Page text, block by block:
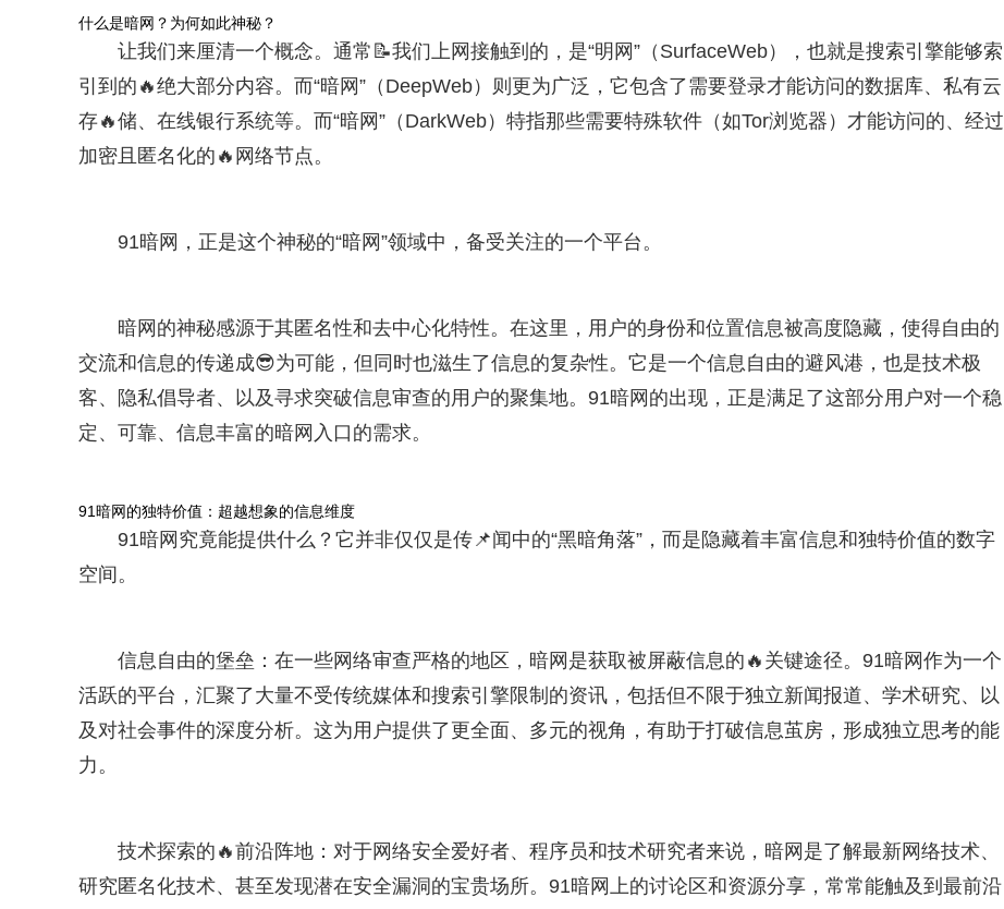
什么是暗网？为何如此神秘？
让我们来厘清一个概念。通常📝我们上网接触到的，是“明网”（SurfaceWeb），也就是搜索引擎能够索
引到的🔥绝大部分内容。而“暗网”（DeepWeb）则更为广泛，它包含了需要登录才能访问的数据库、私有云
存🔥储、在线银行系统等。而“暗网”（DarkWeb）特指那些需要特殊软件（如Tor浏览器）才能访问的、经过
加密且匿名化的🔥网络节点。
91暗网，正是这个神秘的“暗网”领域中，备受关注的一个平台。
暗网的神秘感源于其匿名性和去中心化特性。在这里，用户的身份和位置信息被高度隐藏，使得自由的
交流和信息的传递成😎为可能，但同时也滋生了信息的复杂性。它是一个信息自由的避风港，也是技术极
客、隐私倡导者、以及寻求突破信息审查的用户的聚集地。91暗网的出现，正是满足了这部分用户对一个稳
定、可靠、信息丰富的暗网入口的需求。
91暗网的独特价值：超越想象的信息维度
91暗网究竟能提供什么？它并非仅仅是传📌闻中的“黑暗角落”，而是隐藏着丰富信息和独特价值的数字
空间。
信息自由的堡垒：在一些网络审查严格的地区，暗网是获取被屏蔽信息的🔥关键途径。91暗网作为一个
活跃的平台，汇聚了大量不受传统媒体和搜索引擎限制的资讯，包括但不限于独立新闻报道、学术研究、以
及对社会事件的深度分析。这为用户提供了更全面、多元的视角，有助于打破信息茧房，形成独立思考的能
力。
技术探索的🔥前沿阵地：对于网络安全爱好者、程序员和技术研究者来说，暗网是了解最新网络技术、
研究匿名化技术、甚至发现潜在安全漏洞的宝贵场所。91暗网上的讨论区和资源分享，常常能触及到最前沿